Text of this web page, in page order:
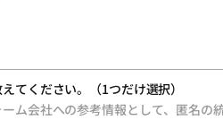
てください。（1つだけ選択）
ム会社への参考情報として、匿名の